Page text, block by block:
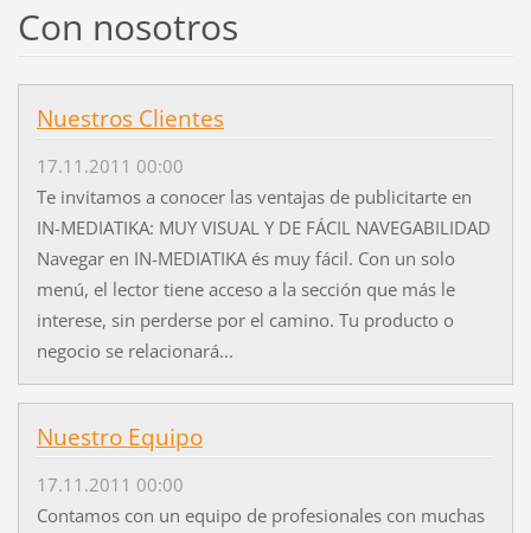
Con nosotros
Nuestros Clientes
17.11.2011 00:00
Te invitamos a conocer las ventajas de publicitarte en
IN-MEDIATIKA: MUY VISUAL Y DE FÁCIL NAVEGABILIDAD
Navegar en IN-MEDIATIKA és muy fácil. Con un solo
menú, el lector tiene acceso a la sección que más le
interese, sin perderse por el camino. Tu producto o
negocio se relacionará...
Nuestro Equipo
17.11.2011 00:00
Contamos con un equipo de profesionales con muchas